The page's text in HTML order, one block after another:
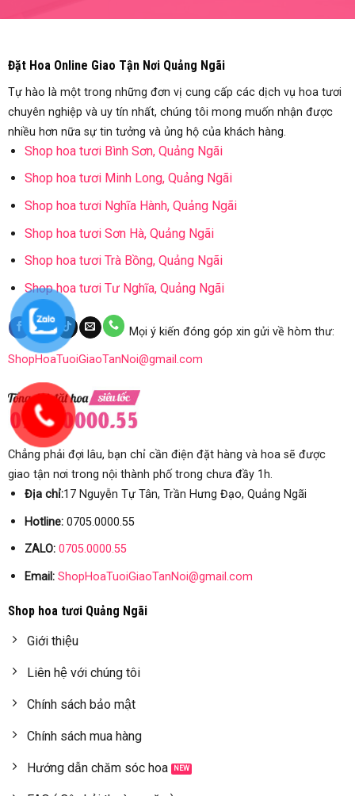
Đặt Hoa Online Giao Tận Nơi Quảng Ngãi
Tự hào là một trong những đơn vị cung cấp các dịch vụ hoa tươi
chuyên nghiệp và uy tín nhất, chúng tôi mong muốn nhận được
nhiều hơn nữa sự tin tưởng và ủng hộ của khách hàng.
Shop hoa tươi Bình Sơn, Quảng Ngãi
Shop hoa tươi Minh Long, Quảng Ngãi
Shop hoa tươi Nghĩa Hành, Quảng Ngãi
Shop hoa tươi Sơn Hà, Quảng Ngãi
Shop hoa tươi Trà Bồng, Quảng Ngãi
Shop hoa tươi Tư Nghĩa, Quảng Ngãi
Mọi ý kiến đóng góp xin gửi về hòm thư:
ShopHoaTuoiGiaoTanNoi@gmail.com
Chẳng phải đợi lâu, bạn chỉ cần điện đặt hàng và hoa sẽ được
giao tận nơi trong nội thành phố trong chưa đầy 1h.
Địa chỉ:17 Nguyễn Tự Tân, Trần Hưng Đạo, Quảng Ngãi
Hotline:0705.0000.55
ZALO: 0705.0000.55
Email: ShopHoaTuoiGiaoTanNoi@gmail.com
Shop hoa tươi Quảng Ngãi
Giới thiệu
Liên hệ với chúng tôi
Chính sách bảo mật
Chính sách mua hàng
Hướng dẫn chăm sóc hoa